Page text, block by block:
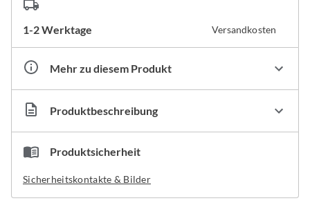
1-2 Werktage Versandkosten
Mehr zu diesem Produkt
Artikelnummer HA444520
Produktbeschreibung
Griff aus Buchenholz mit Abteilspitze
auf verzinktem Draht aufgedreht
Produktsicherheit
Sicherheitskontakte & Bilder